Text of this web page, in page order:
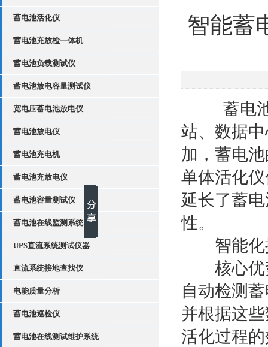
蓄电池活化仪
蓄电池充放检一体机
蓄电池负载测试仪
蓄电池放电容量测试仪
宽电压蓄电池放电仪
蓄电池放电仪
蓄电池充电机
蓄电池充放电仪
蓄电池容量测试仪
蓄电池在线监测系统
UPS直流系统测试仪器
直流系统接地查找仪
电能质量分析
蓄电池巡检仪
蓄电池在线测试维护系统
智能蓄
蓄电池作
站、数据
加，蓄电
单体活化
延长了蓄
性。
智能化
核心优势
自动检测
并根据这
活化过程